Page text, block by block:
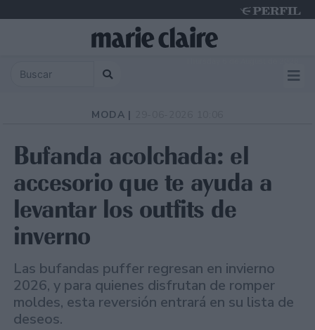
MODA |
Bufanda acolchada: el
accesorio que te ayuda a
levantar los outfits de
inverno
Las bufandas puffer regresan en invierno
2026, y para quienes disfrutan de romper
moldes, esta reversión entrará en su lista de
deseos.